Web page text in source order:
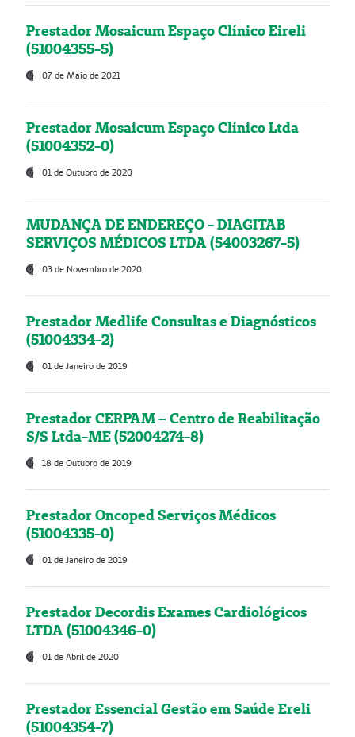
Prestador Mosaicum Espaço Clínico Eireli
(51004355-5)
07 de Maio de 2021
Prestador Mosaicum Espaço Clínico Ltda
(51004352-0)
01 de Outubro de 2020
MUDANÇA DE ENDEREÇO - DIAGITAB
SERVIÇOS MÉDICOS LTDA (54003267-5)
03 de Novembro de 2020
Prestador Medlife Consultas e Diagnósticos
(51004334-2)
01 de Janeiro de 2019
Prestador CERPAM – Centro de Reabilitação
S/S Ltda-ME (52004274-8)
18 de Outubro de 2019
Prestador Oncoped Serviços Médicos
(51004335-0)
01 de Janeiro de 2019
Prestador Decordis Exames Cardiológicos
LTDA (51004346-0)
01 de Abril de 2020
Prestador Essencial Gestão em Saúde Ereli
(51004354-7)